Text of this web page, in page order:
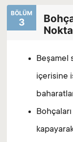
BÖLÜM
3
Beşamel
içerisine